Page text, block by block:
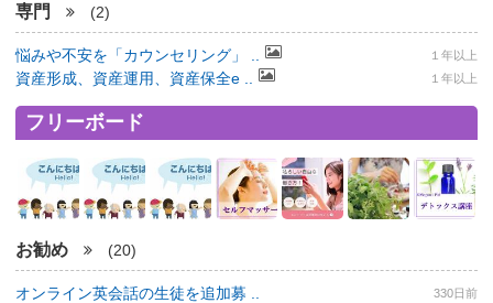
専門 (2)
悩みや不安を「カウンセリング」 .. １年以上
資産形成、資産運用、資産保全e .. １年以上
フリーボード
お勧め (20)
オンライン英会話の生徒を追加募 .. 330日前